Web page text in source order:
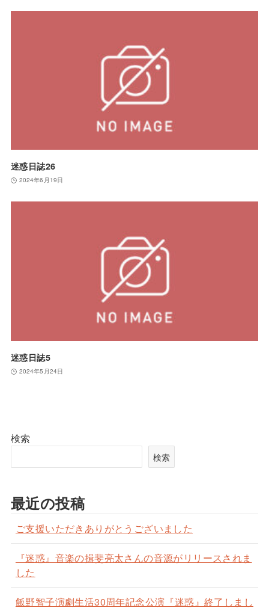
迷惑日誌26
2024年6月19日
迷惑日誌5
2024年5月24日
検索
検索
最近の投稿
ご支援いただきありがとうございました
『迷惑』音楽の揖斐亮太さんの音源がリリースされま
した
飯野智子演劇生活30周年記念公演『迷惑』終了しまし